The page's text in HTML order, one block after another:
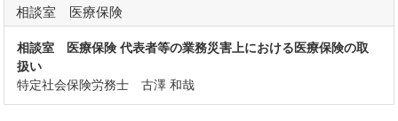
相談室 医療保険
相談室 医療保険 代表者等の業務災害上における医療保険の取
扱い
特定社会保険労務士 古澤 和哉